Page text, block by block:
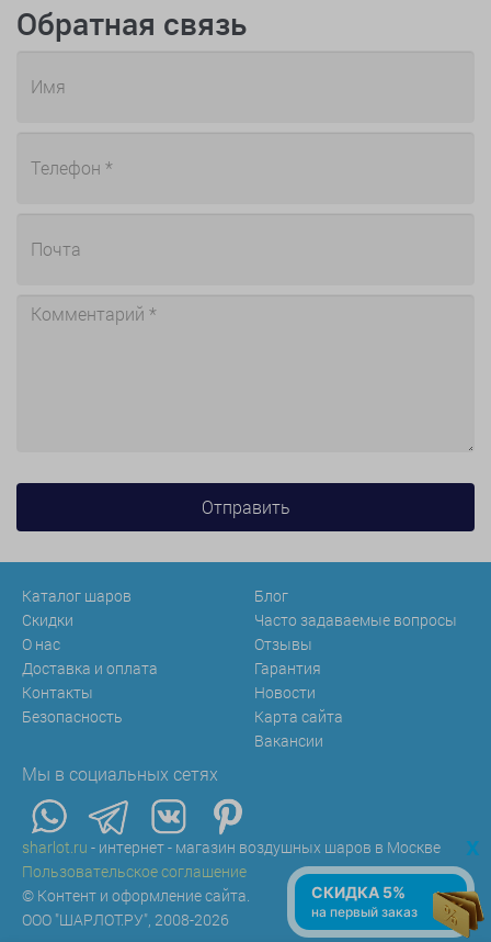
Обратная связь
Каталог шаров
Скидки
О нас
Доставка и оплата
Контакты
Безопасность
Блог
Часто задаваемые вопросы
Отзывы
Гарантия
Новости
Карта сайта
Вакансии
Мы в социальных сетях
sharlot.ru - интернет - магазин воздушных шаров в Москве
Пользовательское соглашение
© Контент и оформление сайта.
ООО "ШАРЛОТ.РУ", 2008-2026
x
СКИДКА 5%
на первый заказ